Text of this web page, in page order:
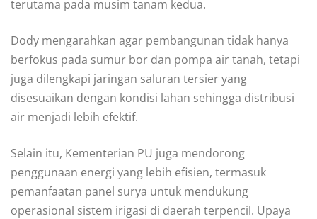
terutama pada musim tanam kedua.
Dody mengarahkan agar pembangunan tidak hanya
berfokus pada sumur bor dan pompa air tanah, tetapi
juga dilengkapi jaringan saluran tersier yang
disesuaikan dengan kondisi lahan sehingga distribusi
air menjadi lebih efektif.
Selain itu, Kementerian PU juga mendorong
penggunaan energi yang lebih efisien, termasuk
pemanfaatan panel surya untuk mendukung
operasional sistem irigasi di daerah terpencil. Upaya